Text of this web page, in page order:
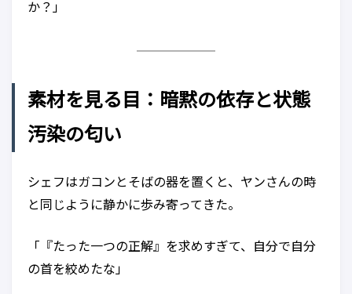
か？」
素材を見る目：暗黙の依存と状態
汚染の匂い
シェフはガコンとそばの器を置くと、ヤンさんの時
と同じように静かに歩み寄ってきた。
「『たった一つの正解』を求めすぎて、自分で自分
の首を絞めたな」